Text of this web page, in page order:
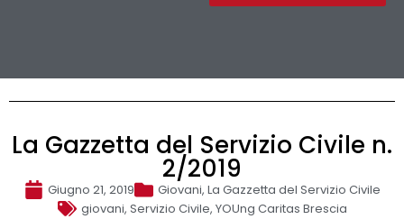
La Gazzetta del Servizio Civile n.
2/2019
Giugno 21, 2019 Giovani, La Gazzetta del Servizio Civile
giovani, Servizio Civile, YOUng Caritas Brescia